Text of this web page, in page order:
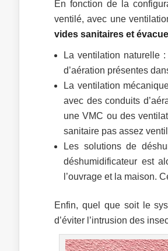
En fonction de la
ventilé, avec une
vides sanitaires et
La ventilation naturelle
d’aération présentes
La ventilation
avec des conduits
une VMC ou des
sanitaire pas assez
Les solutions de
déshumidificateur est
l’ouvrage et la maison.
Enfin, quel que soit le
d’éviter l’intrusion des